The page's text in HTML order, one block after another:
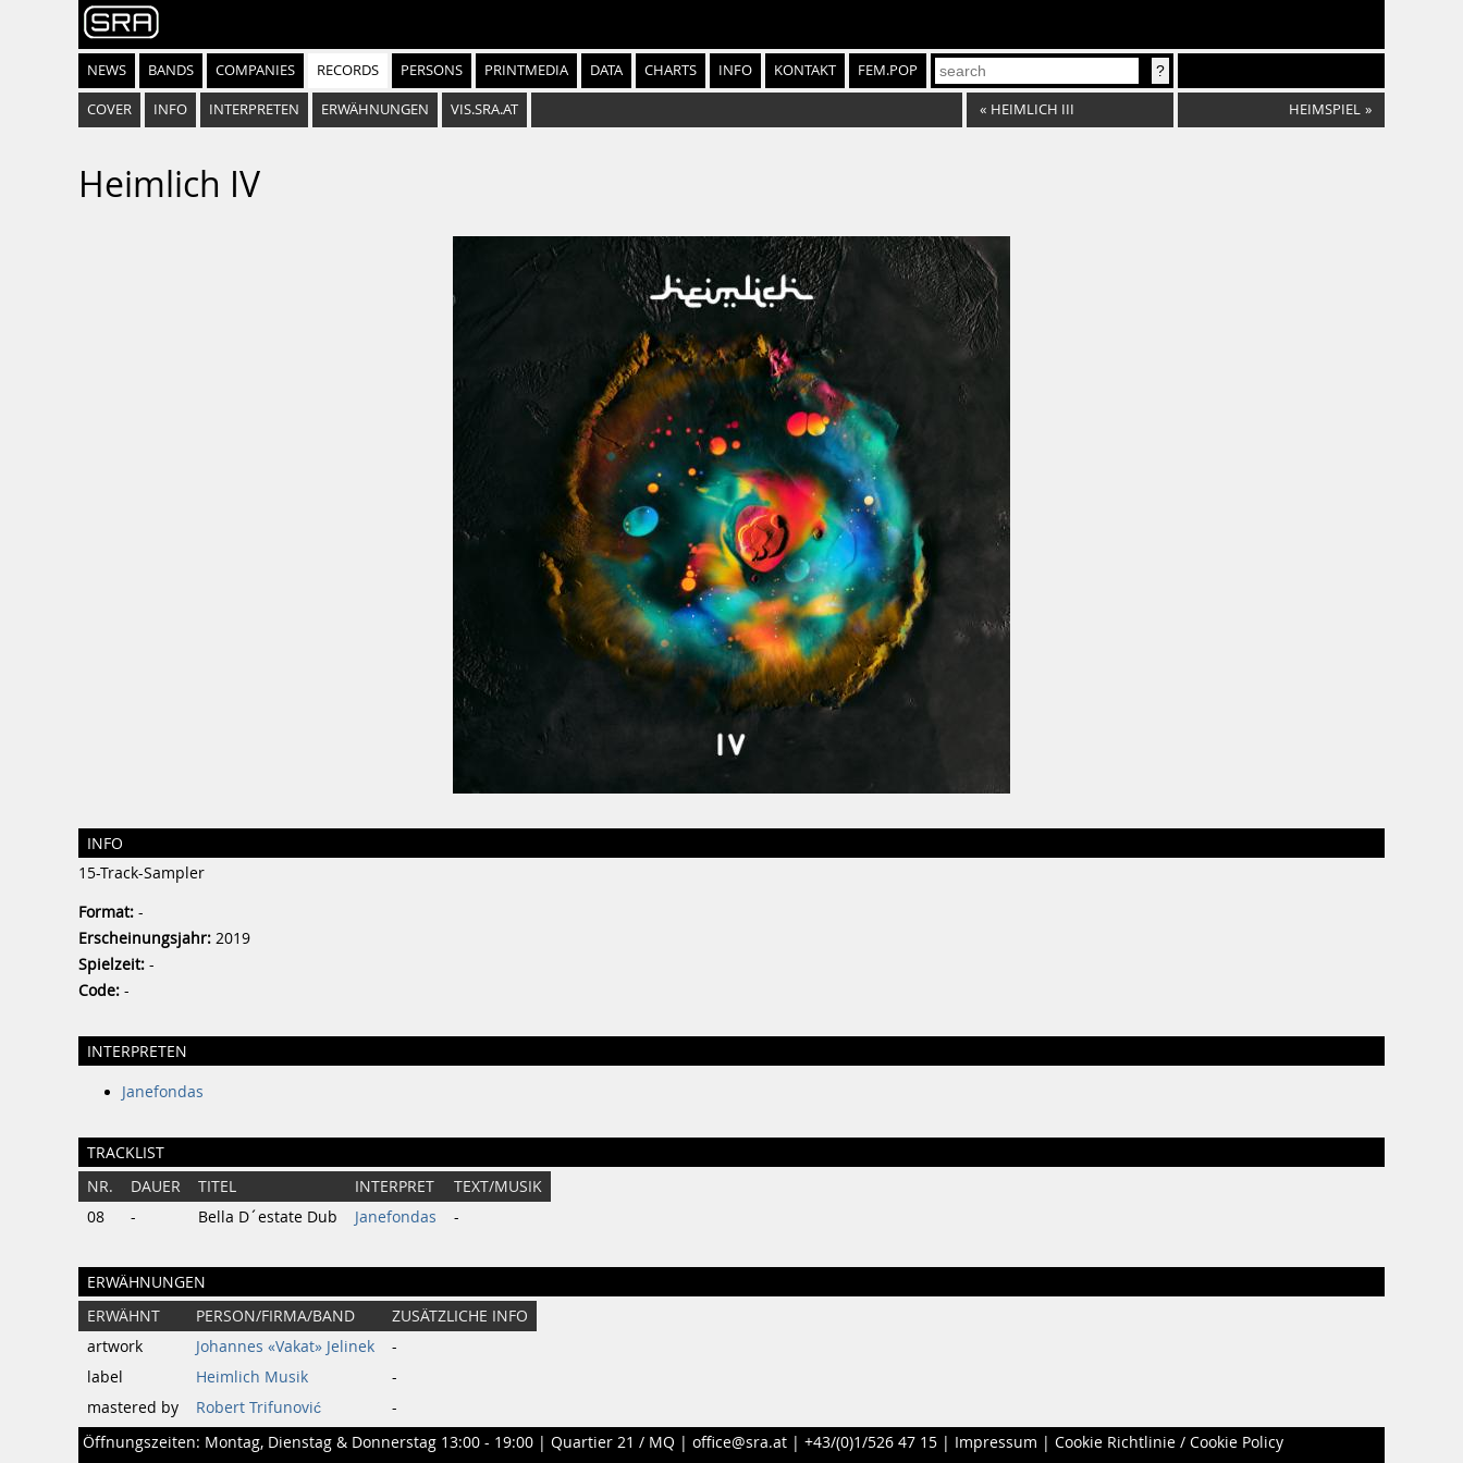
NEWS BANDS COMPANIES RECORDS PERSONS PRINTMEDIA DATA CHARTS INFO KONTAKT FEM.POP
COVER INFO INTERPRETEN ERWÄHNUNGEN VIS.SRA.AT « HEIMLICH III HEIMSPIEL »
Heimlich IV
INFO
15-Track-Sampler
Format: -
Erscheinungsjahr: 2019
Spielzeit: -
Code: -
INTERPRETEN
Janefondas
TRACKLIST
NR. DAUER TITEL INTERPRET
TEXT/MUSIK
08
- Bella D´estate Dub Janefondas -
ERWÄHNUNGEN
ERWÄHNT PERSON/FIRMA/BAND
ZUSÄTZLICHE INFO
artwork
Johannes «Vakat» Jelinek
-
label
Heimlich Musik
-
mastered by
Robert Trifunović
-
Öffnungszeiten: Montag, Dienstag & Donnerstag 13:00 - 19:00 | Quartier 21 / MQ | office@sra.at | +43/(0)1/526 47 15 | Impressum | Cookie Richtlinie / Cookie Policy